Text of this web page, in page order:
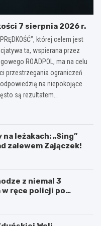
7 sierpnia 2026 r.
której celem jest
ta, wspierana przez
ROADPOL, ma na celu
przestrzegania ograniczeń
na niepokojące
są rezultatem…
leżakach: „Sing”
zalewem Zajączek!
z niemal 3
w ręce policji po